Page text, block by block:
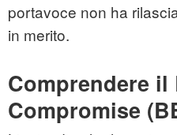
portavoce non ha
in merito.
Comprendere
Compromise